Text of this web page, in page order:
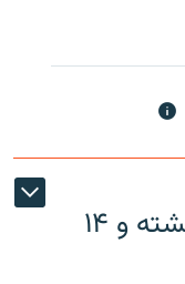
تیراندازی در تورنتو یک نفر کشته و ۱۴